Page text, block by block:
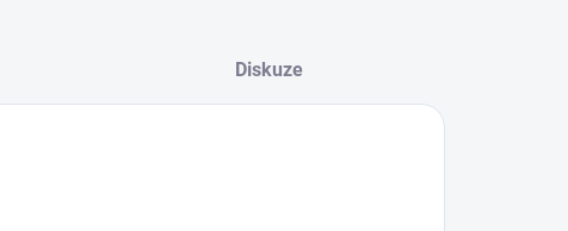
Diskuze